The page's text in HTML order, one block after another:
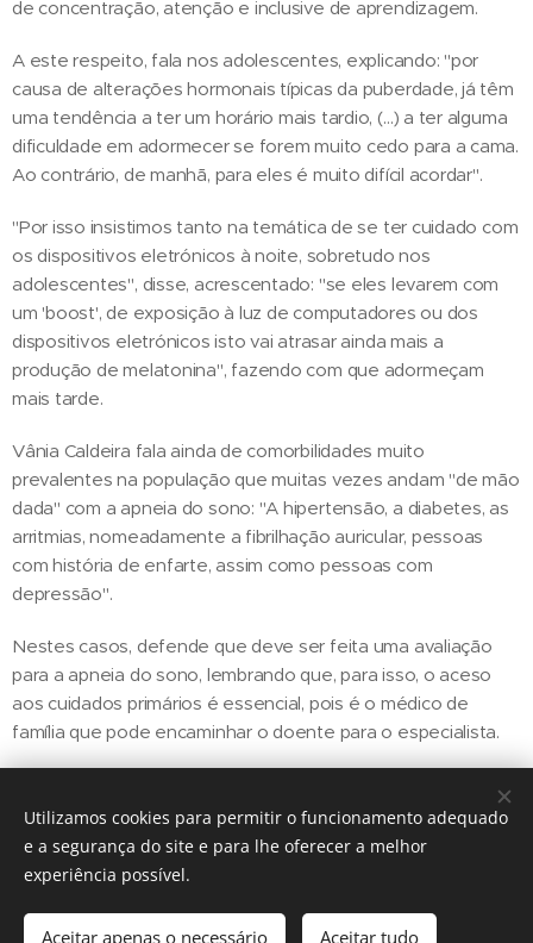
de concentração, atenção e inclusive de aprendizagem.
A este respeito, fala nos adolescentes, explicando: "por
causa de alterações hormonais típicas da puberdade, já têm
uma tendência a ter um horário mais tardio, (…) a ter alguma
dificuldade em adormecer se forem muito cedo para a cama.
Ao contrário, de manhã, para eles é muito difícil acordar".
"Por isso insistimos tanto na temática de se ter cuidado com
os dispositivos eletrónicos à noite, sobretudo nos
adolescentes", disse, acrescentado: "se eles levarem com
um 'boost', de exposição à luz de computadores ou dos
dispositivos eletrónicos isto vai atrasar ainda mais a
produção de melatonina", fazendo com que adormeçam
mais tarde.
Vânia Caldeira fala ainda de comorbilidades muito
prevalentes na população que muitas vezes andam "de mão
dada" com a apneia do sono: "A hipertensão, a diabetes, as
arritmias, nomeadamente a fibrilhação auricular, pessoas
com história de enfarte, assim como pessoas com
depressão".
Nestes casos, defende que deve ser feita uma avaliação
para a apneia do sono, lembrando que, para isso, o aceso
aos cuidados primários é essencial, pois é o médico de
família que pode encaminhar o doente para o especialista.
Share
Utilizamos cookies para permitir o funcionamento adequado
e a segurança do site e para lhe oferecer a melhor
experiência possível.
Aceitar apenas o necessário Aceitar tudo